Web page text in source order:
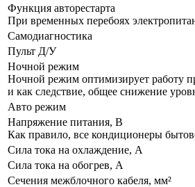
Функция авторестарта
При временных перебоях
Самодиагностика
Пульт Д/У
Ночной режим
Ночной режим оптимизирует работу
и как следствие, общее снижение
Авто режим
Напряжение питания, В
Как правило, все кондиционеры
Сила тока на охлаждение, А
Сила тока на обогрев, А
Сечения межблочного кабеля, мм²